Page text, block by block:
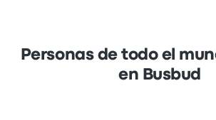
Personas de todo el
en Busbud